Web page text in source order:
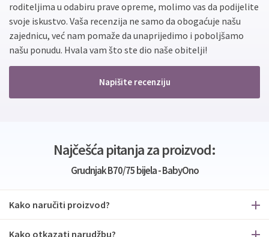
roditeljima u odabiru prave opreme, molimo vas da podijelite
svoje iskustvo. Vaša recenzija ne samo da obogaćuje našu
zajednicu, već nam pomaže da unaprijedimo i poboljšamo
našu ponudu. Hvala vam što ste dio naše obitelji!
Napišite recenziju
Najčešća pitanja za proizvod:
Grudnjak B70/75 bijela - BabyOno
Kako naručiti proizvod?
Kako otkazati narudžbu?